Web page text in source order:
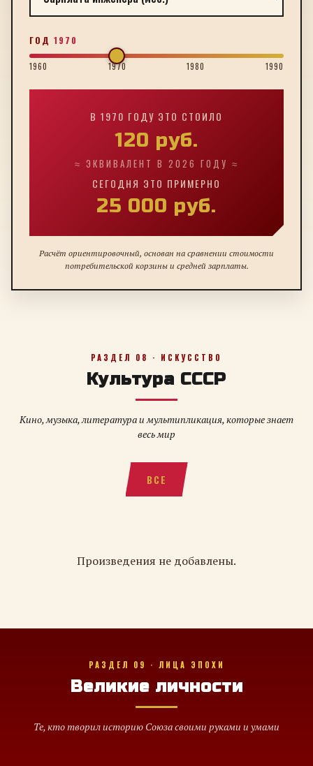
ГОД 1970
1960 1970 1980 1990
В 1970 ГОДУ ЭТО СТОИЛО
120 руб.
≈ ЭКВИВАЛЕНТ В 2026 ГОДУ ≈
СЕГОДНЯ ЭТО ПРИМЕРНО
25 000 руб.
Расчёт ориентировочный, основан на сравнении стоимости
потребительской корзины и средней зарплаты.
РАЗДЕЛ 08 · ИСКУССТВО
Культура СССР
Кино, музыка, литература и мультипликация, которые знает
весь мир
ВСЕ
Произведения не добавлены.
РАЗДЕЛ 09 · ЛИЦА ЭПОХИ
Великие личности
Те, кто творил историю Союза своими руками и умами